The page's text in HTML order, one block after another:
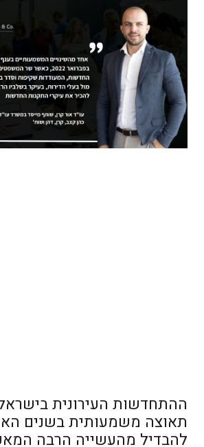
ההתחדשות העירונית
תאוצה משמעותית בשנים
להבדיל מהעשייה הרבה